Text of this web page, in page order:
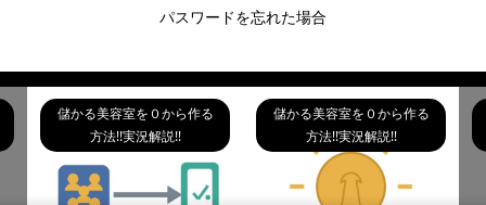
パスワードを忘れた場合
儲かる美容室を０から作る
方法!!実況解説!!
儲かる美容室を０から作る
方法!!実況解説!!